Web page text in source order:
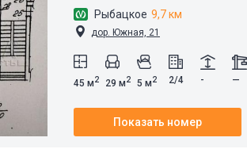
Рыбацкое 9,7 км
дор. Южная, 21
45 м2 29 м2 5 м2 2/4 - —
Показать номер